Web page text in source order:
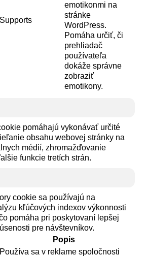
emotikonmi na
stránke
WordPress.
Pomáha určiť, či
prehliadač
používateľa
dokáže správne
zobraziť
emotikony.
pomáhajú vykonávať určité
obsahu webovej stránky na
médií, zhromažďovanie
funkcie tretích strán.
cookie sa používajú na
kľúčových indexov výkonnosti
pomáha pri poskytovaní lepšej
pre návštevníkov.
Popis
Používa sa v reklame spoločnosti